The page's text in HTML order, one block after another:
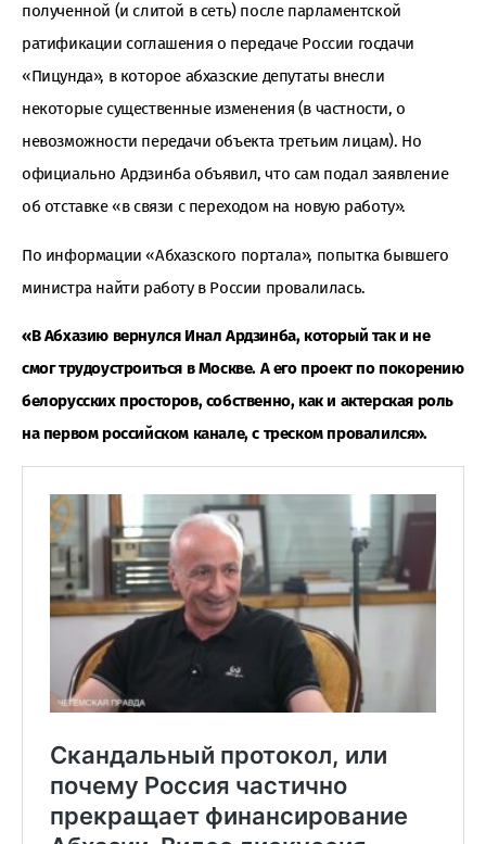
полученной (и слитой в сеть) после парламентской
ратификации соглашения о передаче России госдачи
«Пицунда», в которое абхазские депутаты внесли
некоторые существенные изменения (в частности, о
невозможности передачи объекта третьим лицам). Но
официально Ардзинба объявил, что сам подал заявление
об отставке «в связи с переходом на новую работу».
По информации «Абхазского портала», попытка бывшего
министра найти работу в России провалилась.
«В Абхазию вернулся Инал Ардзинба, который так и не
смог трудоустроиться в Москве. А его проект по покорению
белорусских просторов, собственно, как и актерская роль
на первом российском канале, с треском провалился».